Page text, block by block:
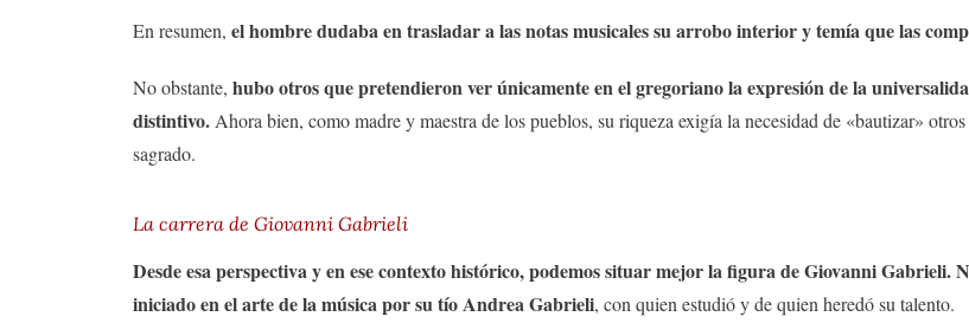
En resumen, el hombre dudaba en trasladar a las notas musicales su arrobo interior y temía que las
No obstante, hubo otros que pretendieron ver únicamente en el gregoriano la expresión de la
distintivo. Ahora bien, como madre y maestra de los pueblos, su riqueza exigía la necesidad de «bautizar»
sagrado.
La carrera de Giovanni Gabrieli
Desde esa perspectiva y en ese contexto histórico, podemos situar mejor la figura de Giovanni Gabrieli.
iniciado en el arte de la música por su tío Andrea Gabrieli, con quien estudió y de quien heredó su talento.